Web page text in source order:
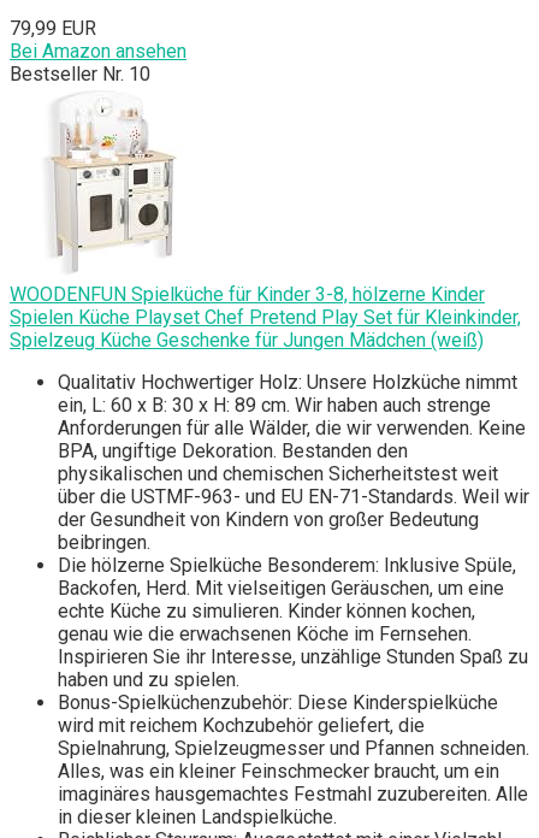
79,99 EUR
Bei Amazon ansehen
Bestseller Nr. 10
WOODENFUN Spielküche für Kinder 3-8, hölzerne Kinder
Spielen Küche Playset Chef Pretend Play Set für Kleinkinder,
Spielzeug Küche Geschenke für Jungen Mädchen (weiß)
Qualitativ Hochwertiger Holz: Unsere Holzküche nimmt
ein, L: 60 x B: 30 x H: 89 cm. Wir haben auch strenge
Anforderungen für alle Wälder, die wir verwenden. Keine
BPA, ungiftige Dekoration. Bestanden den
physikalischen und chemischen Sicherheitstest weit
über die USTMF-963- und EU EN-71-Standards. Weil wir
der Gesundheit von Kindern von großer Bedeutung
beibringen.
Die hölzerne Spielküche Besonderem: Inklusive Spüle,
Backofen, Herd. Mit vielseitigen Geräuschen, um eine
echte Küche zu simulieren. Kinder können kochen,
genau wie die erwachsenen Köche im Fernsehen.
Inspirieren Sie ihr Interesse, unzählige Stunden Spaß zu
haben und zu spielen.
Bonus-Spielküchenzubehör: Diese Kinderspielküche
wird mit reichem Kochzubehör geliefert, die
Spielnahrung, Spielzeugmesser und Pfannen schneiden.
Alles, was ein kleiner Feinschmecker braucht, um ein
imaginäres hausgemachtes Festmahl zuzubereiten. Alle
in dieser kleinen Landspielküche.